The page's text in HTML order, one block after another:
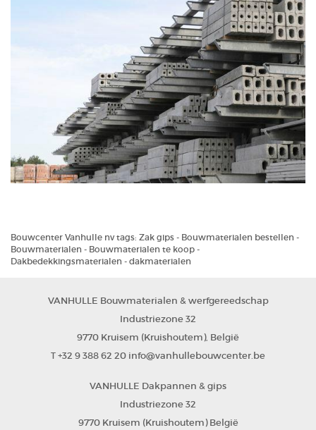
Bouwcenter Vanhulle nvtags: Zak gips - Bouwmaterialen bestellen -
Bouwmaterialen - Bouwmaterialen te koop -
Dakbedekkingsmaterialen - dakmaterialen
VANHULLE Bouwmaterialen & werfgereedschap
Industriezone 32
9770 Kruisem (Kruishoutem), België
T +32 9 388 62 20 info@vanhullebouwcenter.be
VANHULLE Dakpannen & gips
Industriezone 32
9770 Kruisem (Kruishoutem) België